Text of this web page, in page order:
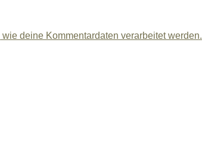
wie deine Kommentardaten verarbeitet werden.